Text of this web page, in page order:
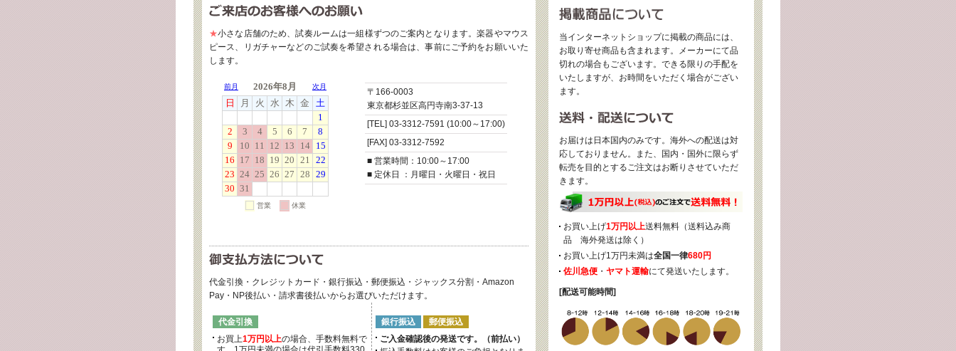
★小さな店舗のため、試奏ルームは一組様ずつのご案内となります。楽器やマウス
ピース、リガチャーなどのご試奏を希望される場合は、事前にご予約をお願いいた
します。
〒166-0003
東京都杉並区高円寺南3-37-13
[TEL] 03-3312-7591 (10:00～17:00)
[FAX] 03-3312-7592
■ 営業時間：10:00～17:00
■ 定休日 ：月曜日・火曜日・祝日
代金引換・クレジットカード・銀行振込・郵便振込・ジャックス分割・Amazon
Pay・NP後払い・請求書後払いからお選びいただけます。
代金引換
お買上1万円以上の場合、手数料無料で
銀行振込
郵便振込
ご入金確認後の発送です。（前払い）
当インターネットショップに掲載の商品には、
お取り寄せ商品も含まれます。メーカーにて品
切れの場合もございます。できる限りの手配を
いたしますが、お時間をいただく場合がござい
ます。
お届けは日本国内のみです。海外への配送は対
応しておりません。また、国内・国外に限らず
転売を目的とするご注文はお断りさせていただ
きます。
お買い上げ1万円以上送料無料（送料込み商
品 海外発送は除く）
お買い上げ1万円未満は全国一律680円
佐川急便 ・ ヤマト運輸にて発送いたします。
[配送可能時間]